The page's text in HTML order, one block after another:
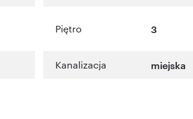
Piętro 3
Kanalizacja miejska